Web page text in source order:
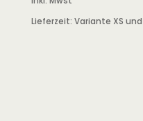
Lieferzeit: Variante XS